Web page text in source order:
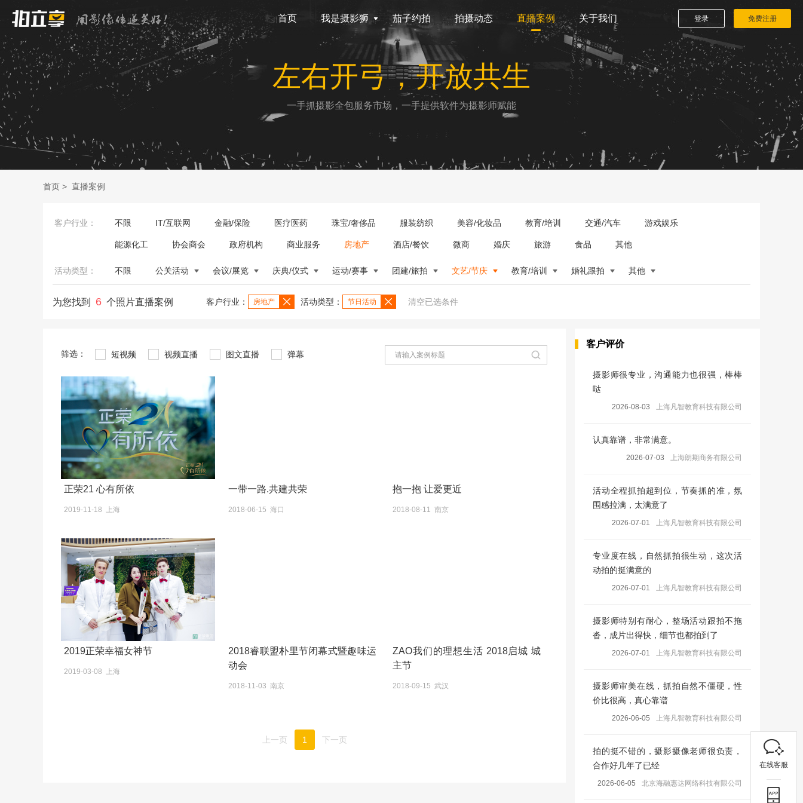
首页 我是摄影狮 茄子约拍 拍摄动态 直播案例 关于我们 登录 免费注册
左右开弓，开放共生
一手抓摄影全包服务市场，一手提供软件为摄影师赋能
首页 > 直播案例
客户行业： 不限 IT/互联网 金融/保险 医疗医药 珠宝/奢侈品 服装纺织 美容/化妆品 教育/培训 交通/汽车 游戏娱乐
能源化工 协会商会 政府机构 商业服务 房地产 酒店/餐饮 微商 婚庆 旅游 食品 其他
活动类型： 不限 公关活动 会议/展览 庆典/仪式 运动/赛事 团建/旅拍 文艺/节庆 教育/培训 婚礼跟拍 其他
为您找到 6 个照片直播案例 客户行业： 房地产 活动类型： 节日活动 清空已选条件
筛选： 短视频 视频直播 图文直播 弹幕
正荣21 心有所依
2019-11-18 上海
一带一路.共建共荣
2018-06-15 海口
抱一抱 让爱更近
2018-08-11 南京
2019正荣幸福女神节
2019-03-08 上海
2018睿联盟朴里节闭幕式暨趣味运
动会
2018-11-03 南京
ZAO我们的理想生活 2018启城 城
主节
2018-09-15 武汉
上一页 1 下一页
客户评价
摄影师很专业，沟通能力也很强，棒棒
哒
2026-08-03 上海凡智教育科技有限公司
认真靠谱，非常满意。
2026-07-03 上海朗期商务有限公司
活动全程抓拍超到位，节奏抓的准，氛
围感拉满，太满意了
2026-07-01 上海凡智教育科技有限公司
专业度在线，自然抓拍很生动，这次活
动拍的挺满意的
2026-07-01 上海凡智教育科技有限公司
摄影师特别有耐心，整场活动跟拍不拖
沓，成片出得快，细节也都拍到了
2026-07-01 上海凡智教育科技有限公司
摄影师审美在线，抓拍自然不僵硬，性
价比很高，真心靠谱
2026-06-05 上海凡智教育科技有限公司
拍的挺不错的，摄影摄像老师很负责，
合作好几年了已经
2026-06-05 北京海融惠达网络科技有限公司
在线客服